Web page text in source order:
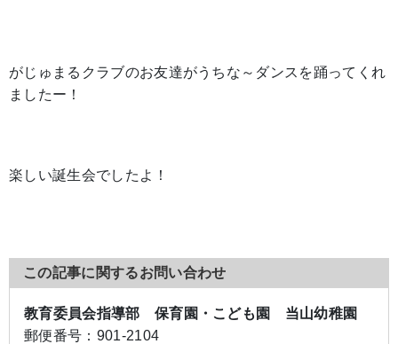
がじゅまるクラブのお友達がうちな～ダンスを踊ってくれ
ましたー！
楽しい誕生会でしたよ！
この記事に関するお問い合わせ
教育委員会指導部 保育園・こども園 当山幼稚園
郵便番号： 901-2104